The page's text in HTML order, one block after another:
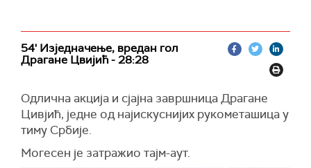
54' Изједначење, вредан гол
Драгане Цвијић - 28:28
Одлична акција и сјајна завршница Драгане
Цивјић, једне од најискуснијих рукометашица у
тиму Србије.
Могесен је затражио тајм-аут.